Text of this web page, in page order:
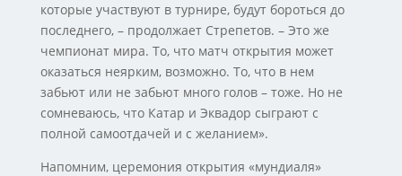
которые участвуют в турнире, будут бороться до
последнего, – продолжает Стрепетов. – Это же
чемпионат мира. То, что матч открытия может
оказаться неярким, возможно. То, что в нем
забьют или не забьют много голов – тоже. Но не
сомневаюсь, что Катар и Эквадор сыграют с
полной самоотдачей и с желанием».
Напомним, церемония открытия «мундиаля»